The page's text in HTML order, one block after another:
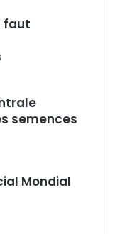
faut
semences
Mondial